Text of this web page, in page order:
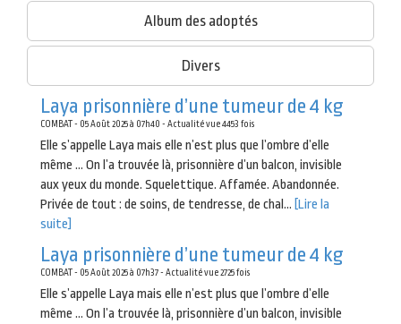
Album des adoptés
Divers
Laya prisonnière d’une tumeur de 4 kg
COMBAT - 05 Août 2025 à 07h40 - Actualité vue 4453 fois
Elle s’appelle Laya mais elle n’est plus que l’ombre d’elle
même … On l’a trouvée là, prisonnière d’un balcon, invisible
aux yeux du monde. Squelettique. Affamée. Abandonnée.
Privée de tout : de soins, de tendresse, de chal... [Lire la
suite]
Laya prisonnière d’une tumeur de 4 kg
COMBAT - 05 Août 2025 à 07h37 - Actualité vue 2725 fois
Elle s’appelle Laya mais elle n’est plus que l’ombre d’elle
même … On l’a trouvée là, prisonnière d’un balcon, invisible